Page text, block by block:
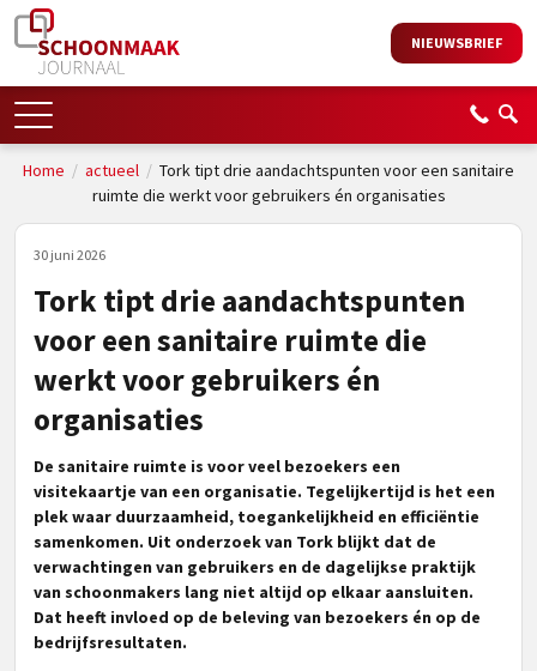
NIEUWSBRIEF
Home / actueel / Tork tipt drie aandachtspunten voor een sanitaire
ruimte die werkt voor gebruikers én organisaties
30 juni 2026
Tork tipt drie aandachtspunten
voor een sanitaire ruimte die
werkt voor gebruikers én
organisaties
De sanitaire ruimte is voor veel bezoekers een
visitekaartje van een organisatie. Tegelijkertijd is het een
plek waar duurzaamheid, toegankelijkheid en efficiëntie
samenkomen. Uit onderzoek van Tork blijkt dat de
verwachtingen van gebruikers en de dagelijkse praktijk
van schoonmakers lang niet altijd op elkaar aansluiten.
Dat heeft invloed op de beleving van bezoekers én op de
bedrijfsresultaten.